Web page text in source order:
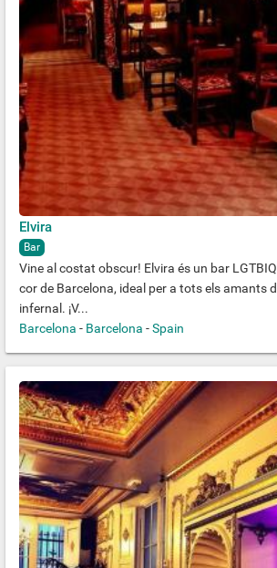
Elvira
Bar
Vine al costat obscur! Elvira és un bar
cor de Barcelona, ideal per a tots els amants
infernal. ¡V...
Barcelona - Barcelona -Spain